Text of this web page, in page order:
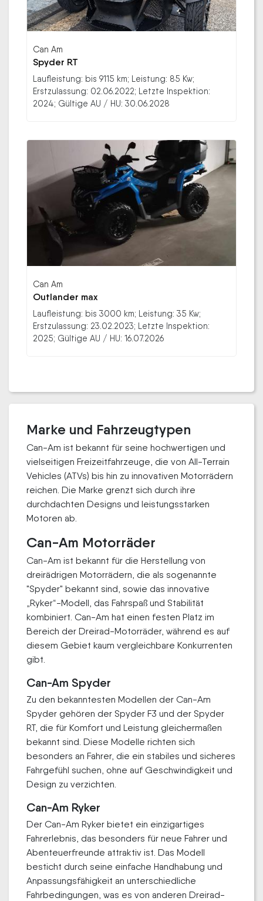
Can Am
Spyder RT
Laufleistung: bis 9115 km; Leistung: 85 Kw;
Erstzulassung: 02.06.2022; Letzte Inspektion:
2024; Gültige AU / HU: 30.06.2028
Can Am
Outlander max
Laufleistung: bis 3000 km; Leistung: 35 Kw;
Erstzulassung: 23.02.2023; Letzte Inspektion:
2025; Gültige AU / HU: 16.07.2026
Marke und Fahrzeugtypen
Can-Am ist bekannt für seine hochwertigen und
vielseitigen Freizeitfahrzeuge, die von All-Terrain
Vehicles (ATVs) bis hin zu innovativen Motorrädern
reichen. Die Marke grenzt sich durch ihre
durchdachten Designs und leistungsstarken
Motoren ab.
Can-Am Motorräder
Can-Am ist bekannt für die Herstellung von
dreirädrigen Motorrädern, die als sogenannte
"Spyder" bekannt sind, sowie das innovative
„Ryker“-Modell, das Fahrspaß und Stabilität
kombiniert. Can-Am hat einen festen Platz im
Bereich der Dreirad-Motorräder, während es auf
diesem Gebiet kaum vergleichbare Konkurrenten
gibt.
Can-Am Spyder
Zu den bekanntesten Modellen der Can-Am
Spyder gehören der Spyder F3 und der Spyder
RT, die für Komfort und Leistung gleichermaßen
bekannt sind. Diese Modelle richten sich
besonders an Fahrer, die ein stabiles und sicheres
Fahrgefühl suchen, ohne auf Geschwindigkeit und
Design zu verzichten.
Can-Am Ryker
Der Can-Am Ryker bietet ein einzigartiges
Fahrerlebnis, das besonders für neue Fahrer und
Abenteuerfreunde attraktiv ist. Das Modell
besticht durch seine einfache Handhabung und
Anpassungsfähigkeit an unterschiedliche
Fahrbedingungen, was es von anderen Dreirad-